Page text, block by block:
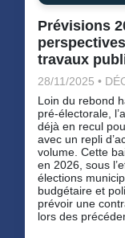
Prévisions
travaux
28/11/2025 •
Loin du rebond
pré-électorale,
déjà en recul
avec un repli
volume. Cette
en 2026, sous
élections
budgétaire et
prévoir une
lors des